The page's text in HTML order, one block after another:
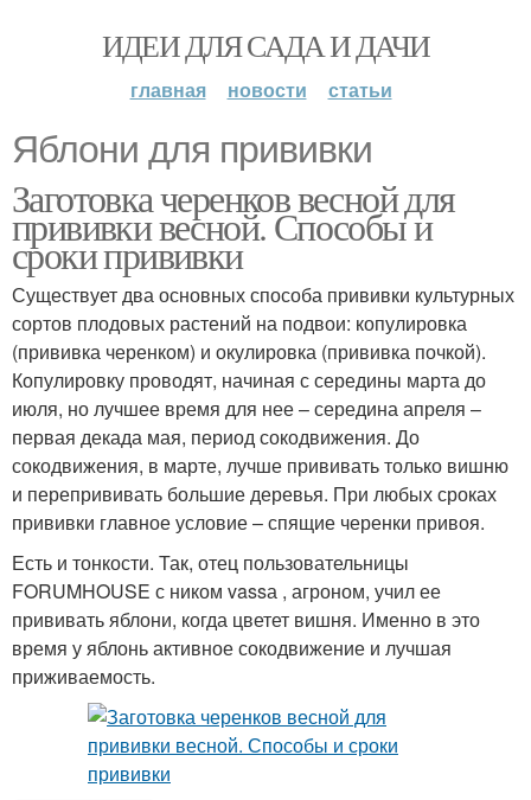
ИДЕИ ДЛЯ САДА И ДАЧИ
главная новости статьи
Яблони для прививки
Заготовка черенков весной для
прививки весной. Способы и
сроки прививки
Существует два основных способа прививки культурных
сортов плодовых растений на подвои: копулировка
(прививка черенком) и окулировка (прививка почкой).
Копулировку проводят, начиная с середины марта до
июля, но лучшее время для нее – середина апреля –
первая декада мая, период сокодвижения. До
сокодвижения, в марте, лучше прививать только вишню
и перепрививать большие деревья. При любых сроках
прививки главное условие – спящие черенки привоя.
Есть и тонкости. Так, отец пользовательницы
FORUMHOUSE с ником vassа , агроном, учил ее
прививать яблони, когда цветет вишня. Именно в это
время у яблонь активное сокодвижение и лучшая
приживаемость.